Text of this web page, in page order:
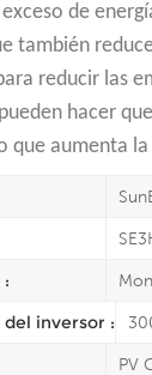
de
también
reducir las
hacer
que aumenta
del inversor :
PV